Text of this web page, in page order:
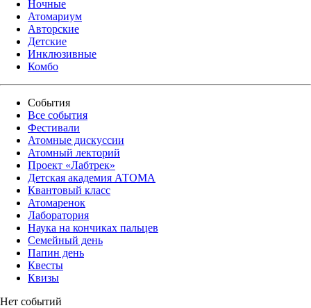
Ночные
Атомариум
Авторские
Детские
Инклюзивные
Комбо
События
Все события
Фестивали
Атомные дискуссии
Атомный лекторий
Проект «Лабтрек»
Детская академия АТОМА
Квантовый класс
Атомаренок
Лаборатория
Наука на кончиках пальцев
Семейный день
Папин день
Квесты
Квизы
Нет событий